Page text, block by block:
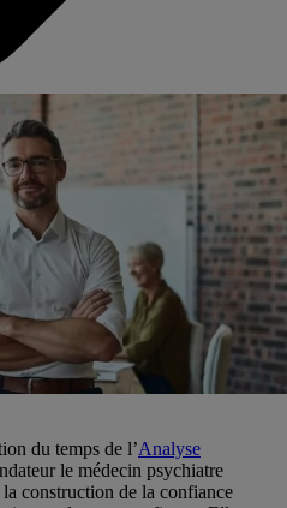
du temps de l’Analyse
le médecin psychiatre
construction de la confiance